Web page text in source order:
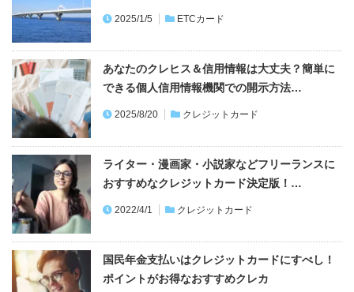
2025/1/5 ETCカード
あなたのクレヒス＆信用情報は大丈夫？簡単に
できる個人信用情報機関での開示方法…
2025/8/20 クレジットカード
ライター・漫画家・小説家などフリーランスに
おすすめなクレジットカード決定版！…
2022/4/1 クレジットカード
国民年金支払いはクレジットカードにすべし！
ポイントがお得なおすすめクレカ